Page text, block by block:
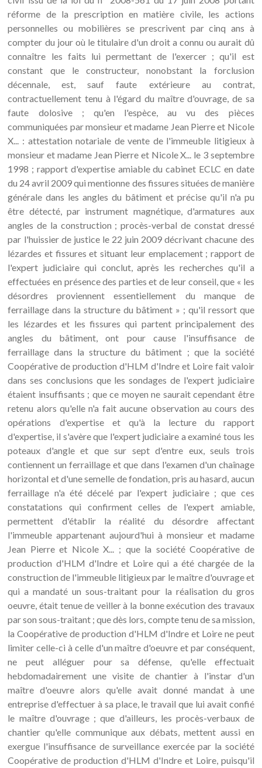
réforme de la prescription en matière civile, les actions
personnelles ou mobilières se prescrivent par cinq ans à
compter du jour où le titulaire d'un droit a connu ou aurait dû
connaître les faits lui permettant de l'exercer ; qu'il est
constant que le constructeur, nonobstant la forclusion
décennale, est, sauf faute extérieure au contrat,
contractuellement tenu à l'égard du maître d'ouvrage, de sa
faute dolosive ; qu'en l'espèce, au vu des pièces
communiquées par monsieur et madame Jean Pierre et Nicole
X... : attestation notariale de vente de l'immeuble litigieux à
monsieur et madame Jean Pierre et Nicole X... le 3 septembre
1998 ; rapport d'expertise amiable du cabinet ECLC en date
du 24 avril 2009 qui mentionne des fissures situées de manière
générale dans les angles du bâtiment et précise qu'il n'a pu
être détecté, par instrument magnétique, d'armatures aux
angles de la construction ; procès-verbal de constat dressé
par l'huissier de justice le 22 juin 2009 décrivant chacune des
lézardes et fissures et situant leur emplacement ; rapport de
l'expert judiciaire qui conclut, après les recherches qu'il a
effectuées en présence des parties et de leur conseil, que « les
désordres proviennent essentiellement du manque de
ferraillage dans la structure du bâtiment » ; qu'il ressort que
les lézardes et les fissures qui partent principalement des
angles du bâtiment, ont pour cause l'insuffisance de
ferraillage dans la structure du bâtiment ; que la société
Coopérative de production d'HLM d'Indre et Loire fait valoir
dans ses conclusions que les sondages de l'expert judiciaire
étaient insuffisants ; que ce moyen ne saurait cependant être
retenu alors qu'elle n'a fait aucune observation au cours des
opérations d'expertise et qu'à la lecture du rapport
d'expertise, il s'avère que l'expert judiciaire a examiné tous les
poteaux d'angle et que sur sept d'entre eux, seuls trois
contiennent un ferraillage et que dans l'examen d'un chaînage
horizontal et d'une semelle de fondation, pris au hasard, aucun
ferraillage n'a été décelé par l'expert judiciaire ; que ces
constatations qui confirment celles de l'expert amiable,
permettent d'établir la réalité du désordre affectant
l'immeuble appartenant aujourd'hui à monsieur et madame
Jean Pierre et Nicole X... ; que la société Coopérative de
production d'HLM d'Indre et Loire qui a été chargée de la
construction de l'immeuble litigieux par le maître d'ouvrage et
qui a mandaté un sous-traitant pour la réalisation du gros
oeuvre, était tenue de veiller à la bonne exécution des travaux
par son sous-traitant ; que dès lors, compte tenu de sa mission,
la Coopérative de production d'HLM d'Indre et Loire ne peut
limiter celle-ci à celle d'un maître d'oeuvre et par conséquent,
ne peut alléguer pour sa défense, qu'elle effectuait
hebdomadairement une visite de chantier à l'instar d'un
maître d'oeuvre alors qu'elle avait donné mandat à une
entreprise d'effectuer à sa place, le travail que lui avait confié
le maître d'ouvrage ; que d'ailleurs, les procès-verbaux de
chantier qu'elle communique aux débats, mettent aussi en
exergue l'insuffisance de surveillance exercée par la société
Coopérative de production d'HLM d'Indre et Loire, puisqu'il